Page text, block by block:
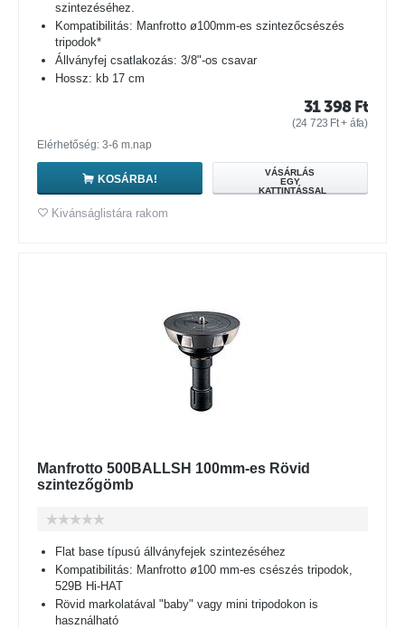
szintezéséhez.
Kompatibilitás: Manfrotto ø100mm-es szintezőcsészés
tripodok*
Állványfej csatlakozás: 3/8"-os csavar
Hossz: kb 17 cm
31 398 Ft
(24 723 Ft+ áfa)
Elérhetőség: 3-6 m.nap
KOSÁRBA!
VÁSÁRLÁS
EGY
KATTINTÁSSAL
Kivánságlistára rakom
Manfrotto 500BALLSH 100mm-es Rövid
szintezőgömb
Flat base típusú állványfejek szintezéséhez
Kompatibilitás: Manfrotto ø100 mm-es csészés tripodok,
529B Hi-HAT
Rövid markolatával "baby" vagy mini tripodokon is
használható